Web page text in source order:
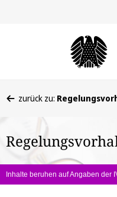
befinden
hier:
zurück zu:
Inhalte beruhen auf Angaben der